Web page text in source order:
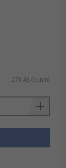
273,48 €/unité